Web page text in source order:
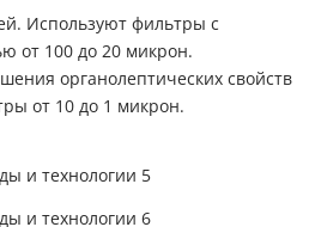
Используют фильтры с
от 100 до 20 микрон.
органолептических свойств
от 10 до 1 микрон.